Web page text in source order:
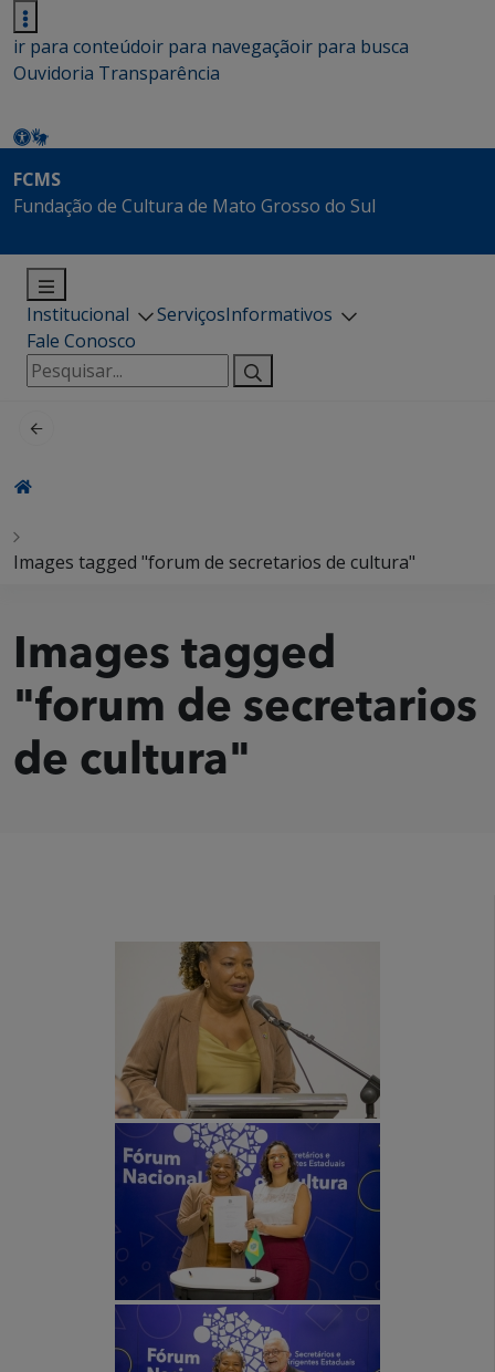
ir para conteúdoir para navegaçãoir para busca
Ouvidoria Transparência
FCMS
Fundação de Cultura de Mato Grosso do Sul
Institucional ServiçosInformativos
Fale Conosco
Pesquisar
por:
Images tagged "forum de secretarios de cultura"
Images tagged
"forum de secretarios
de cultura"